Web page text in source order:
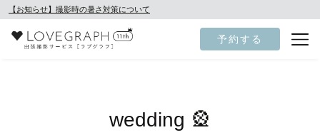
【お知らせ】撮影時の暑さ対策について
予約する
wedding 🎡